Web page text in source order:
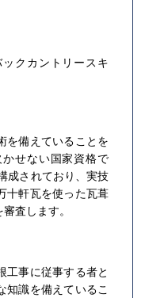
ックカントリースキ
を備えていることを
せない国家資格で
成されており、実技
十軒瓦を使った瓦葺
査します。
工事に従事する者と
知識を備えているこ